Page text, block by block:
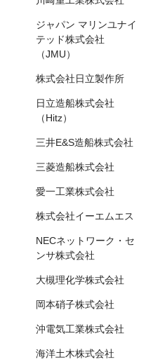
ジャパン マリンユナイ
テッド株式会社
（JMU）
株式会社日立製作所
日立造船株式会社
（Hitz）
三井E&S造船株式会社
三菱造船株式会社
愛一工業株式会社
株式会社イーエムエス
NECネットワーク・セ
ンサ株式会社
大槻理化学株式会社
岡本硝子株式会社
沖電気工業株式会社
海洋土木株式会社